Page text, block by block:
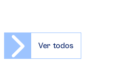
Ver todos